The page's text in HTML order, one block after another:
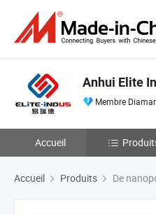
Anhui Elite
Membre
Accueil
Accueil Produits De